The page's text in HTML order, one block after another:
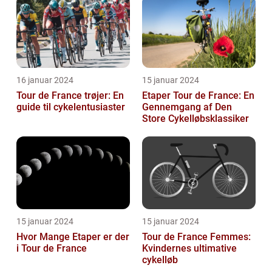
16 januar 2024
Tour de France trøjer: En
guide til cykelentusiaster
15 januar 2024
Etaper Tour de France: En
Gennemgang af Den
Store Cykelløbsklassiker
15 januar 2024
Hvor Mange Etaper er der
i Tour de France
15 januar 2024
Tour de France Femmes:
Kvindernes ultimative
cykelløb